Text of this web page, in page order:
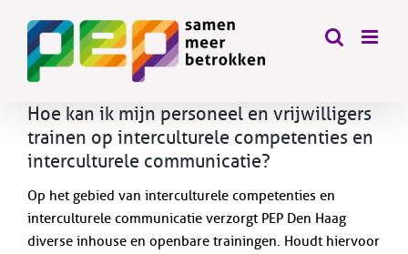
content
Hoe kan ik mijn personeel en vrijwilligers
trainen op interculturele competenties en
interculturele communicatie?
Op het gebied van interculturele competenties en
interculturele communicatie verzorgt PEP Den Haag
diverse inhouse en openbare trainingen. Houdt hiervoor